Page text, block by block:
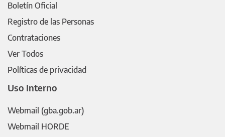
Boletín Oficial
Registro de las Personas
Contrataciones
Ver Todos
Políticas de privacidad
Uso Interno
Webmail (gba.gob.ar)
Webmail HORDE